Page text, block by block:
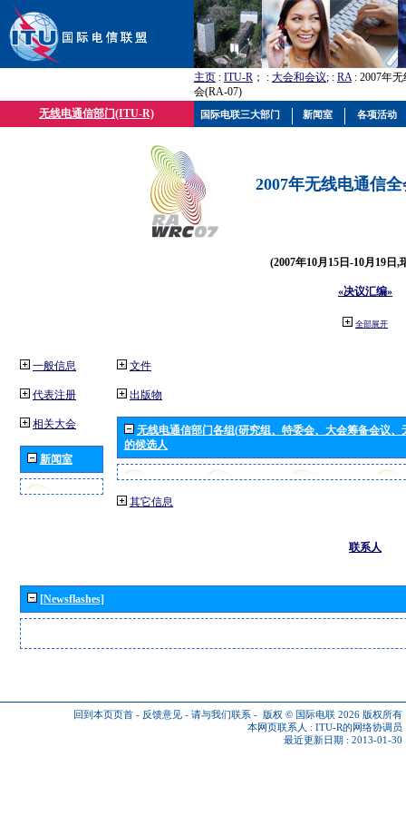
主页 : ITU-R ； : 大会和会议; : RA: 2007年
会(RA-07)
无线电通信部门(ITU-R)
2007年无线电通信
(2007年10月15日-10月19日,
«决议汇编»
全部展开
一般信息
代表注册
相关大会
新闻室
文件
出版物
无线电通信部门各组(研究组、特委会、大会筹备会议
的候选人
其它信息
联系人
[Newsflashes]
回到本页页首 - 反馈意见 - 请与我们联系 - 版权 © 国际电联 2026 版权所有
本网页联系人 : ITU-R的网络协调员
最近更新日期 : 2013-01-30
国际电联三大部门 新闻室 各项活动